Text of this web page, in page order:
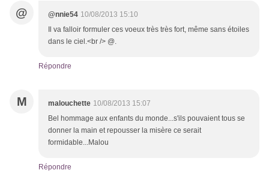
@ @nnie54 10/08/2013 15:10
Il va falloir formuler ces voeux très très fort, même sans étoiles
dans le ciel.<br /> @.
Répondre
M malouchette 10/08/2013 15:07
Bel hommage aux enfants du monde...s'ils pouvaient tous se
donner la main et repousser la misère ce serait
formidable...Malou
Répondre